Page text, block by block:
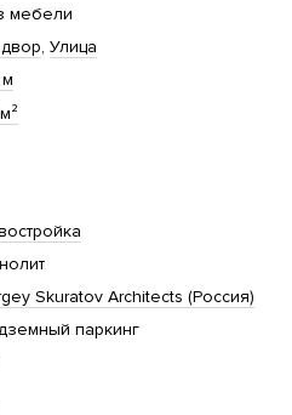
мебели
Улица
Skuratov Architects (Россия)
паркинг